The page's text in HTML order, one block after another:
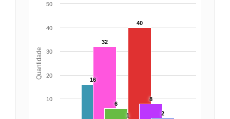
Quantidade
16
32
6
1
40
8
2
10
20
30
40
50